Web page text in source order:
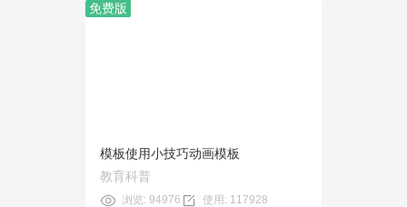
免费版
模板使用小技巧动画模板
教育科普
浏览: 94976 使用: 117928